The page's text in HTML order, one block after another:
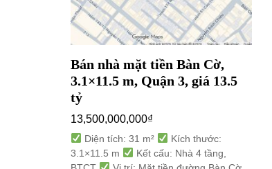
Bán nhà mặt tiền Bàn Cờ,
3.1×11.5 m, Quận 3, giá 13.5
tỷ
13,500,000,000₫
Diện tích: 31 m²
Kích thước:
3.1×11.5 m
Kết cấu: Nhà 4 tầng,